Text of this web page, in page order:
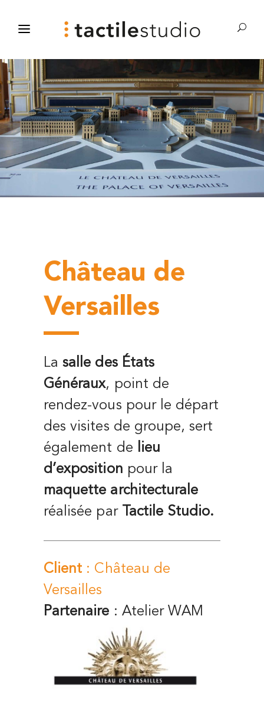
Château de
Versailles
Lasalle des États
Généraux, point de
rendez-vous pour le départ
des visites de groupe, sert
également de lieu
d’exposition pour la
maquette architecturale
réalisée parTactile Studio.
Client : Château de
Versailles
Partenaire : Atelier WAM